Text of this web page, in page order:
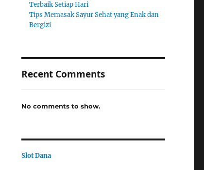
Terbaik Setiap Hari
Tips Memasak Sayur Sehat yang Enak dan
Bergizi
Recent Comments
No comments to show.
Slot Dana